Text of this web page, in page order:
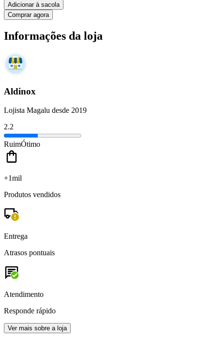
Adicionar à sacola
Comprar agora
Informações da loja
Aldinox
Lojista Magalu desde 2019
2.2
RuimÓtimo
+1mil
Produtos vendidos
Entrega
Atrasos pontuais
Atendimento
Responde rápido
Ver mais sobre a loja